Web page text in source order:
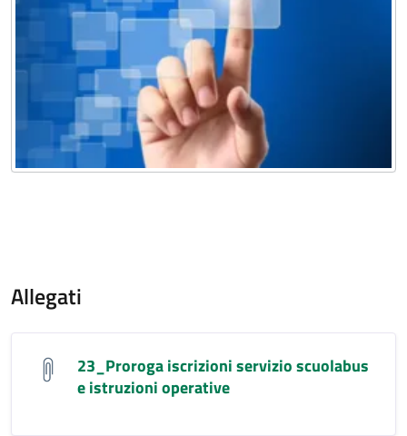
Allegati
23_Proroga iscrizioni servizio scuolabus
e istruzioni operative